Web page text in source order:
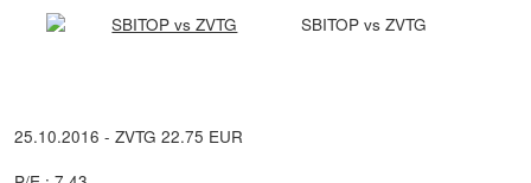
SBITOP vs ZVTG
25.10.2016 - ZVTG 22.75 EUR